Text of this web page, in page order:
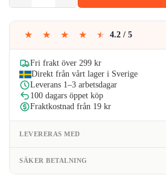
var:
189kr.
är:
★ ★ ★ ★ ★ 4.2 / 5
Fri frakt över 299 kr
Direkt från vårt lager i Sverige
Leverans 1–3 arbetsdagar
100 dagars öppet köp
Fraktkostnad från 19 kr
LEVERERAS MED
SÄKER BETALNING